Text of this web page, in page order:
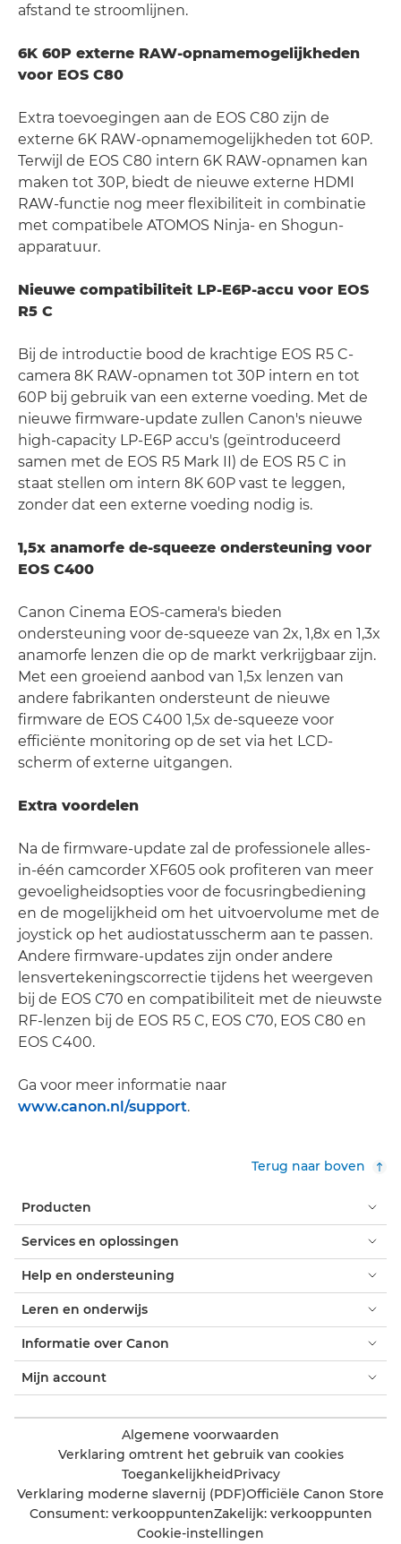
afstand te stroomlijnen.
6K 60P externe RAW-opnamemogelijkheden
voor EOS C80
Extra toevoegingen aan de EOS C80 zijn de
externe 6K RAW-opnamemogelijkheden tot 60P.
Terwijl de EOS C80 intern 6K RAW-opnamen kan
maken tot 30P, biedt de nieuwe externe HDMI
RAW-functie nog meer flexibiliteit in combinatie
met compatibele ATOMOS Ninja- en Shogun-
apparatuur.
Nieuwe compatibiliteit LP-E6P-accu voor EOS
R5 C
Bij de introductie bood de krachtige EOS R5 C-
camera 8K RAW-opnamen tot 30P intern en tot
60P bij gebruik van een externe voeding. Met de
nieuwe firmware-update zullen Canon's nieuwe
high-capacity LP-E6P accu's (geïntroduceerd
samen met de EOS R5 Mark II) de EOS R5 C in
staat stellen om intern 8K 60P vast te leggen,
zonder dat een externe voeding nodig is.
1,5x anamorfe de-squeeze ondersteuning voor
EOS C400
Canon Cinema EOS-camera's bieden
ondersteuning voor de-squeeze van 2x, 1,8x en 1,3x
anamorfe lenzen die op de markt verkrijgbaar zijn.
Met een groeiend aanbod van 1,5x lenzen van
andere fabrikanten ondersteunt de nieuwe
firmware de EOS C400 1,5x de-squeeze voor
efficiënte monitoring op de set via het LCD-
scherm of externe uitgangen.
Extra voordelen
Na de firmware-update zal de professionele alles-
in-één camcorder XF605 ook profiteren van meer
gevoeligheidsopties voor de focusringbediening
en de mogelijkheid om het uitvoervolume met de
joystick op het audiostatusscherm aan te passen.
Andere firmware-updates zijn onder andere
lensvertekeningscorrectie tijdens het weergeven
bij de EOS C70 en compatibiliteit met de nieuwste
RF-lenzen bij de EOS R5 C, EOS C70, EOS C80 en
EOS C400.
Ga voor meer informatie naar
www.canon.nl/support.
Terug naar boven
Producten
Services en oplossingen
Help en ondersteuning
Leren en onderwijs
Informatie over Canon
Mijn account
Algemene voorwaarden
Verklaring omtrent het gebruik van cookies
ToegankelijkheidPrivacy
Verklaring moderne slavernij (PDF)Officiële Canon Store
Consument: verkooppuntenZakelijk: verkooppunten
Cookie-instellingen